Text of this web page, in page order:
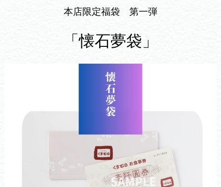
本店限定福袋 第一弾
「懐石夢袋」